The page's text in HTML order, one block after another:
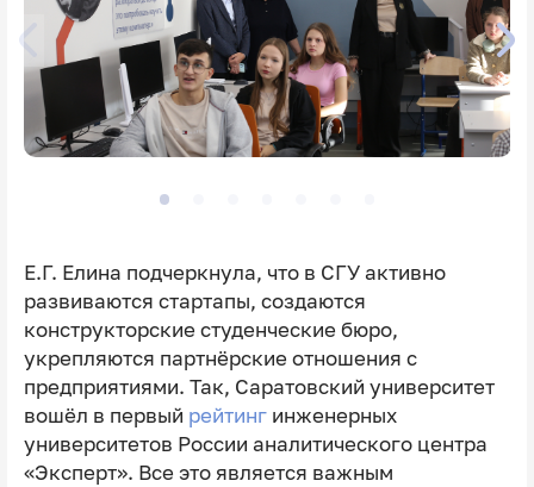
Е.Г. Елина подчеркнула, что в СГУ активно
развиваются стартапы, создаются
конструкторские студенческие бюро,
укрепляются партнёрские отношения с
предприятиями. Так, Саратовский университет
вошёл в первый рейтингинженерных
университетов России аналитического центра
«Эксперт». Все это является важным